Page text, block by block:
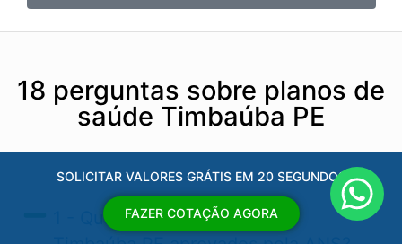
18 perguntas sobre planos de
saúde Timbaúba PE
1 - Quais os planos de saúde
SOLICITAR VALORES GRÁTIS EM 20 SEGUNDOS
FAZER COTAÇÃO AGORA